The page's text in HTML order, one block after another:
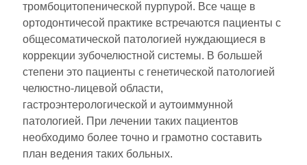
тромбоцитопенической пурпурой. Все чаще в
ортодонтичесой практике встречаются пациенты с
общесоматической патологией нуждающиеся в
коррекции зубочелюстной системы. В большей
степени это пациенты с генетической патологией
челюстно-лицевой области,
гастроэнтерологической и аутоиммунной
патологией. При лечении таких пациентов
необходимо более точно и грамотно составить
план ведения таких больных.